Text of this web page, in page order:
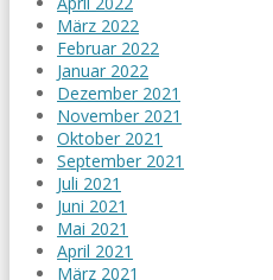
März 2022
Februar 2022
Januar 2022
Dezember 2021
November 2021
Oktober 2021
September 2021
Juli 2021
Juni 2021
Mai 2021
April 2021
März 2021